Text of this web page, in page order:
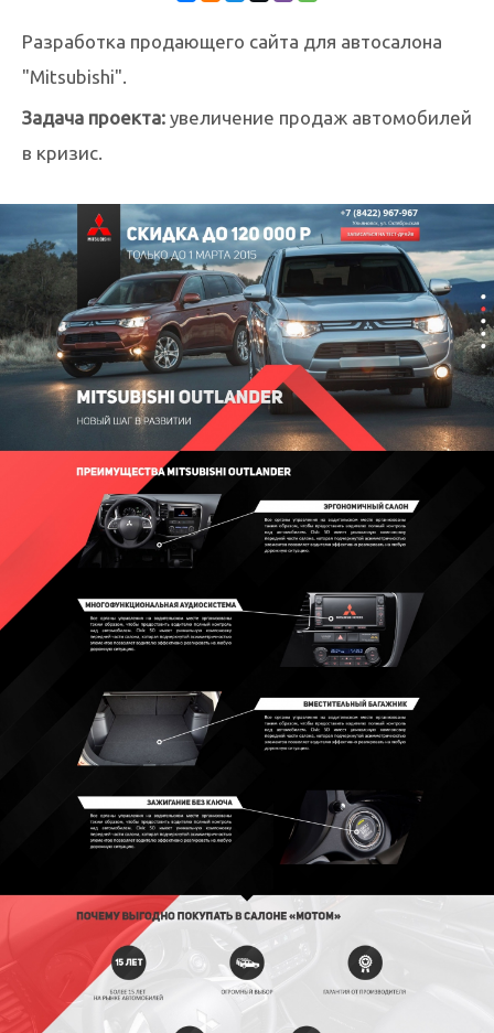
Разработка продающего сайта для автосалона
"Mitsubishi".
Задача проекта: увеличение продаж автомобилей
в кризис.